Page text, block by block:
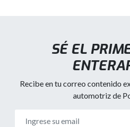
SÉ EL
Recibe en tu correo contenido
automotriz de